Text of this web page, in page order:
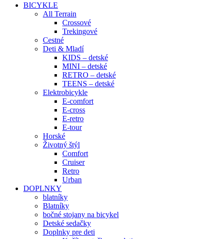
BICYKLE
All Terrain
Crossové
Trekingové
Cestné
Deti & Mladí
KIDS – detské
MINI – detské
RETRO – detské
TEENS – detské
Elektrobicykle
E-comfort
E-cross
E-retro
E-tour
Horské
Životný štýl
Comfort
Cruiser
Retro
Urban
DOPLNKY
blatníky
Blatníky
bočné stojany na bicykel
Detské sedačky
Doplnky pre deti